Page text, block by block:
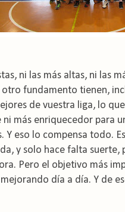
ni las más altas, ni las
fundamento tienen,
de vuestra liga, lo
más enriquecedor para
eso lo compensa todo.
y solo hace falta suerte,
Pero el objetivo más
día a día. Y de